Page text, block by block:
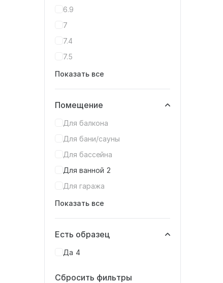
6.9
7
7.4
7.5
Показать все
Помещение
Для балкона
Для бани/сауны
Для бассейна
Для ванной 2
Для гаража
Показать все
Есть образец
Да 4
Сбросить фильтры